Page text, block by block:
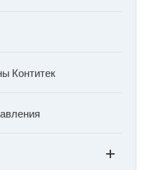
Контитек